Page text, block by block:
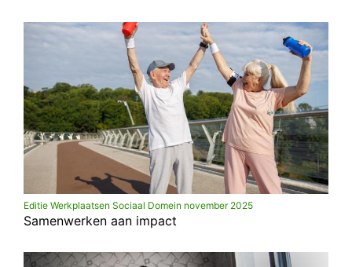
Editie Werkplaatsen Sociaal Domein november 2025
Samenwerken aan impact